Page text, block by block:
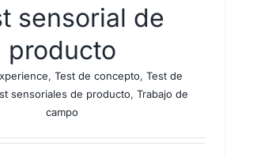
sensorial de
producto
,Test de concepto,Test de
sensoriales de producto, Trabajo de
campo